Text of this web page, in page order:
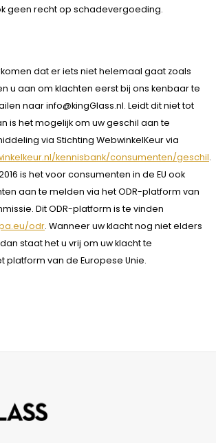
geen recht op schadevergoeding.
dat er iets niet helemaal gaat zoals
u aan om klachten eerst bij ons kenbaar te
naarinfo@kingGlass.nl. Leidt dit niet tot
is het mogelijk om uw geschil aan te
via Stichting WebwinkelKeur via
kennisbank/consumenten/geschil.
is het voor consumenten in de EU ook
aan te melden via het ODR-platform van
Dit ODR-platform is te vinden
odr. Wanneer uw klacht nog niet elders
staat het u vrij om uw klacht te
platform van de Europese Unie.